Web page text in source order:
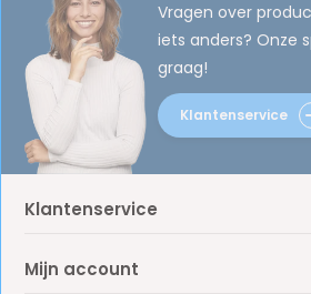
Vragen over
iets anders? Onze
graag!
Klantenservice
Klantenservice
Mijn account